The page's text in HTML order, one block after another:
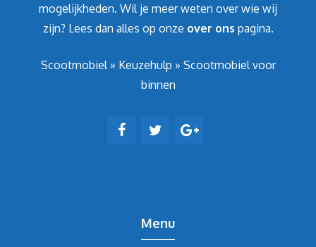
mogelijkheden. Wil je meer weten over wie wij
zijn? Lees dan alles op onze over ons pagina.
Scootmobiel» Keuzehulp » Scootmobiel voor
binnen
Menu